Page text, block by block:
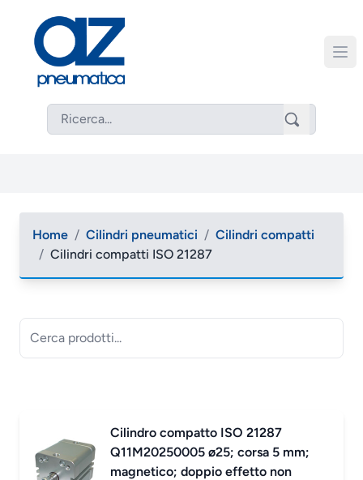
Home / Cilindri pneumatici / Cilindri compatti
/ Cilindri compatti ISO 21287
Cilindro compatto ISO 21287
Q11M20250005 ø25; corsa 5 mm;
magnetico; doppio effetto non